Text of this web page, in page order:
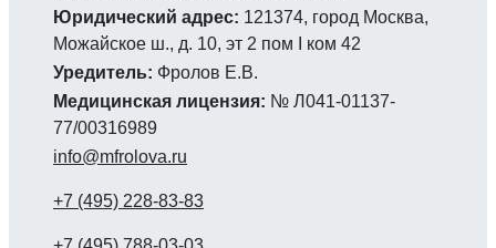
Юридический адрес: 121374, город Москва,
Можайское ш., д. 10, эт 2 пом I ком 42
Уредитель: Фролов Е.В.
Медицинская лицензия: № Л041-01137-
77/00316989
info@mfrolova.ru